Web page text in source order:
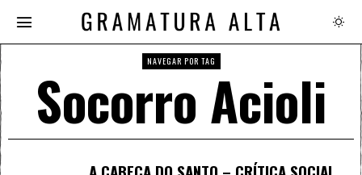
NAVEGAR POR TAG
Socorro Acioli